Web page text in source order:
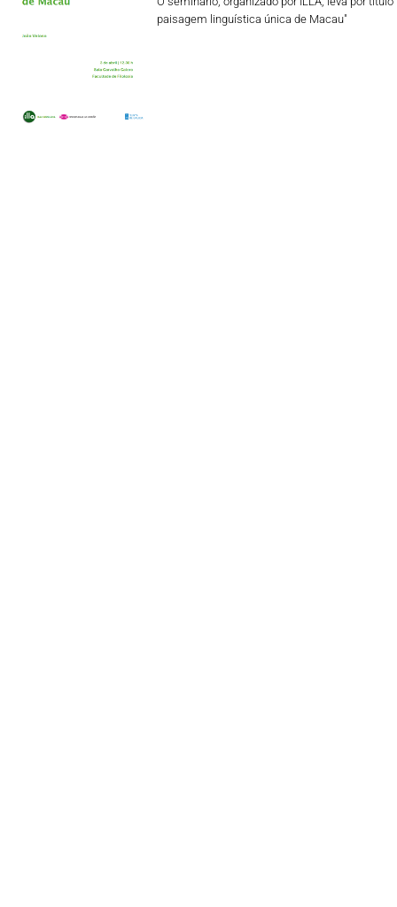
paisagem linguística única de Macau"